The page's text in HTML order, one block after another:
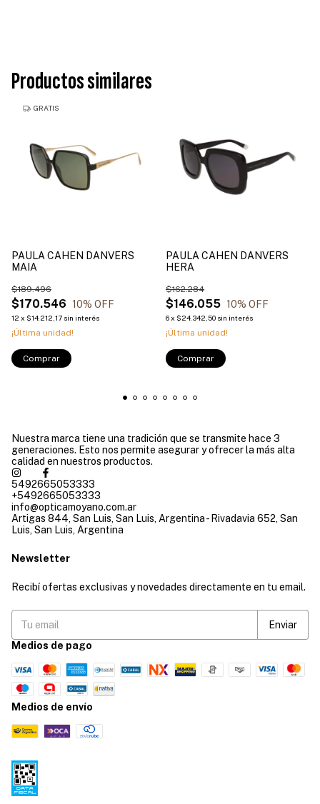
Productos similares
GRATIS
PAULA CAHEN DANVERS
MAIA
$170.546
$189.496
10% OFF
12 x $14.212,17 sin interés
¡Última unidad!
Comprar
PAULA CAHEN DANVERS
HERA
$146.055
$162.284
10% OFF
6x $24.342,50 sin interés
¡Última unidad!
Comprar
Nuestra marca tiene una tradición que se transmite hace 3
generaciones. Esto nos permite asegurar y ofrecer la más alta
calidad en nuestros productos.
5492665053333
+5492665053333
info@opticamoyano.com.ar
Artigas 844, San Luis, San Luis, Argentina - Rivadavia 652, San
Luis, San Luis, Argentina
Newsletter
Recibí ofertas exclusivas y novedades directamente en tu email.
Medios de pago
Medios de envío